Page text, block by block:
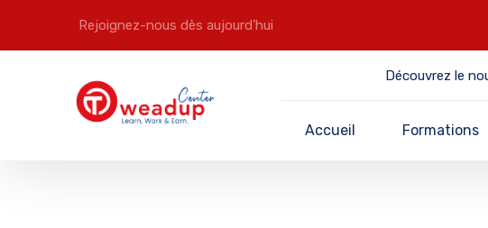
Rejoignez-nous dès aujourd’hui
Découvrez le
Accueil Formations